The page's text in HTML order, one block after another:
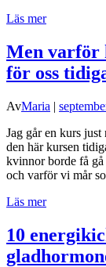
Läs mer
Men varför
för oss
AvMaria |
Jag går en kurs
den här kursen
kvinnor borde få gå
och varför vi mår
Läs mer
10